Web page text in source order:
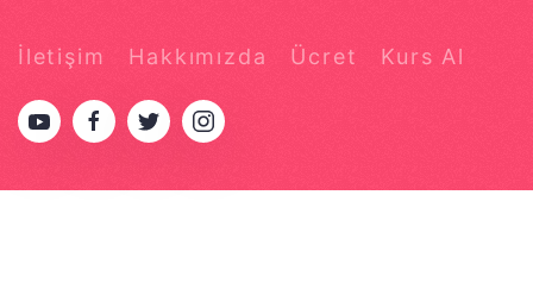
İletişim Hakkımızda Ücret Kurs Al